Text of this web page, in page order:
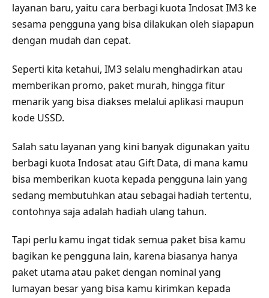
layanan baru, yaitu cara berbagi kuota Indosat IM3 ke
sesama pengguna yang bisa dilakukan oleh siapapun
dengan mudah dan cepat.
Seperti kita ketahui, IM3 selalu menghadirkan atau
memberikan promo, paket murah, hingga fitur
menarik yang bisa diakses melalui aplikasi maupun
kode USSD.
Salah satu layanan yang kini banyak digunakan yaitu
berbagi kuota Indosat atau Gift Data, di mana kamu
bisa memberikan kuota kepada pengguna lain yang
sedang membutuhkan atau sebagai hadiah tertentu,
contohnya saja adalah hadiah ulang tahun.
Tapi perlu kamu ingat tidak semua paket bisa kamu
bagikan ke pengguna lain, karena biasanya hanya
paket utama atau paket dengan nominal yang
lumayan besar yang bisa kamu kirimkan kepada